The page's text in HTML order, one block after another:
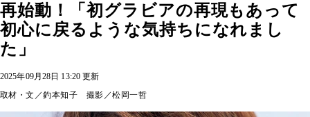
再始動！「初グラビアの再現もあって
初心に戻るような気持ちになれまし
た」
2025年09月28日 13:20 更新
取材・文／釣本知子 撮影／松岡一哲